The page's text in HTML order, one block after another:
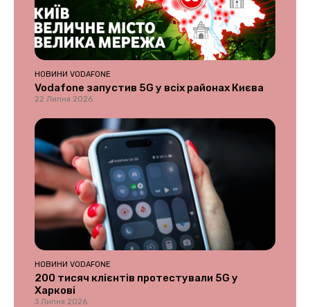
НОВИНИ VODAFONE
Vodafone запустив 5G у всіх районах Києва
22 Липня 2026
НОВИНИ VODAFONE
200 тисяч клієнтів протестували 5G у
Харкові
3 Липня 2026